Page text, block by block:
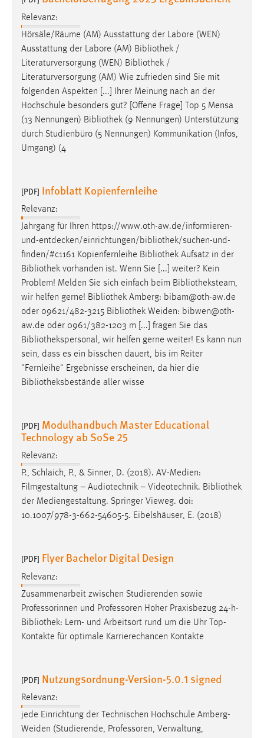
Relevanz:
Hörsäle/Räume (AM) Ausstattung der Labore (WEN)
Ausstattung der Labore (AM) Bibliothek /
Literaturversorgung (WEN) Bibliothek /
Literaturversorgung (AM) Wie zufrieden sind Sie mit
folgenden Aspekten [...] Ihrer Meinung nach an der
Hochschule besonders gut? [Offene Frage] Top 5 Mensa
(13 Nennungen) Bibliothek (9 Nennungen) Unterstützung
durch Studienbüro (5 Nennungen) Kommunikation (Infos,
Umgang) (4
[PDF] Infoblatt Kopienfernleihe
Relevanz:
Jahrgang für Ihren https://www.oth-aw.de/informieren-
und-entdecken/einrichtungen/bibliothek/suchen-und-
finden/#c1161 Kopienfernleihe Bibliothek Aufsatz in der
Bibliothek vorhanden ist. Wenn Sie [...] weiter? Kein
Problem! Melden Sie sich einfach beim Bibliotheksteam,
wir helfen gerne! Bibliothek Amberg: bibam@oth-aw.de
oder 09621/482-3215 Bibliothek Weiden: bibwen@oth-
aw.de oder 0961/382-1203 m [...] fragen Sie das
Bibliothekspersonal, wir helfen gerne weiter! Es kann nun
sein, dass es ein bisschen dauert, bis im Reiter
"Fernleihe" Ergebnisse erscheinen, da hier die
Bibliotheksbestände aller wisse
[PDF] Modulhandbuch Master Educational
Technology ab SoSe 25
Relevanz:
P., Schlaich, P., & Sinner, D. (2018). AV-Medien:
Filmgestaltung – Audiotechnik – Videotechnik. Bibliothek
der Mediengestaltung. Springer Vieweg. doi:
10.1007/978-3-662-54605-5. Eibelshäuser, E. (2018)
[PDF] Flyer Bachelor Digital Design
Relevanz:
Zusammenarbeit zwischen Studierenden sowie
Professorinnen und Professoren Hoher Praxisbezug 24-h-
Bibliothek: Lern- und Arbeitsort rund um die Uhr Top-
Kontakte für optimale Karrierechancen Kontakte
[PDF] Nutzungsordnung-Version-5.0.1 signed
Relevanz:
jede Einrichtung der Technischen Hochschule Amberg-
Weiden (Studierende, Professoren, Verwaltung,